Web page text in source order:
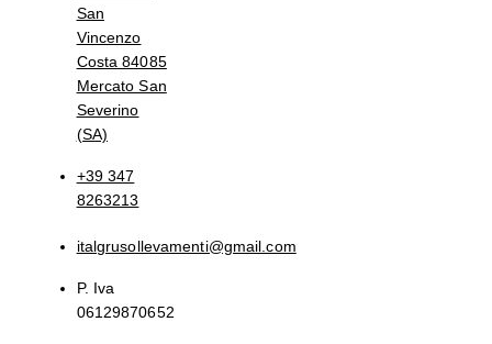
San
Vincenzo
Costa 84085
Mercato San
Severino
(SA)
+39 347
8263213
italgrusollevamenti@gmail.com
P. Iva
06129870652